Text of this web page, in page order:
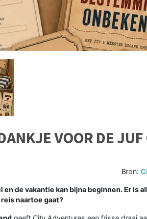
VOOR DE JUF
Bron:
de vakantie kan bijna beginnen. Er is
naartoe gaat?